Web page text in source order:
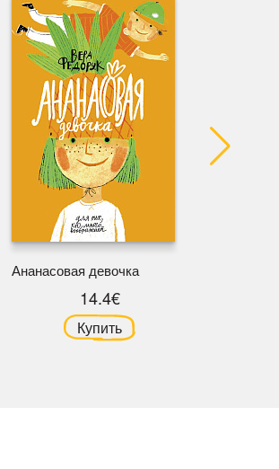
Ананасовая девочка
14.4€
Купить